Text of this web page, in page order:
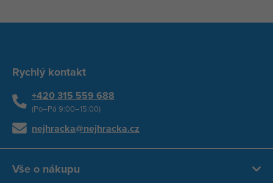
Rychlý kontakt
+420 315 559 688
(Po–Pá 9:00–15:00)
nejhracka@nejhracka.cz
Vše o nákupu